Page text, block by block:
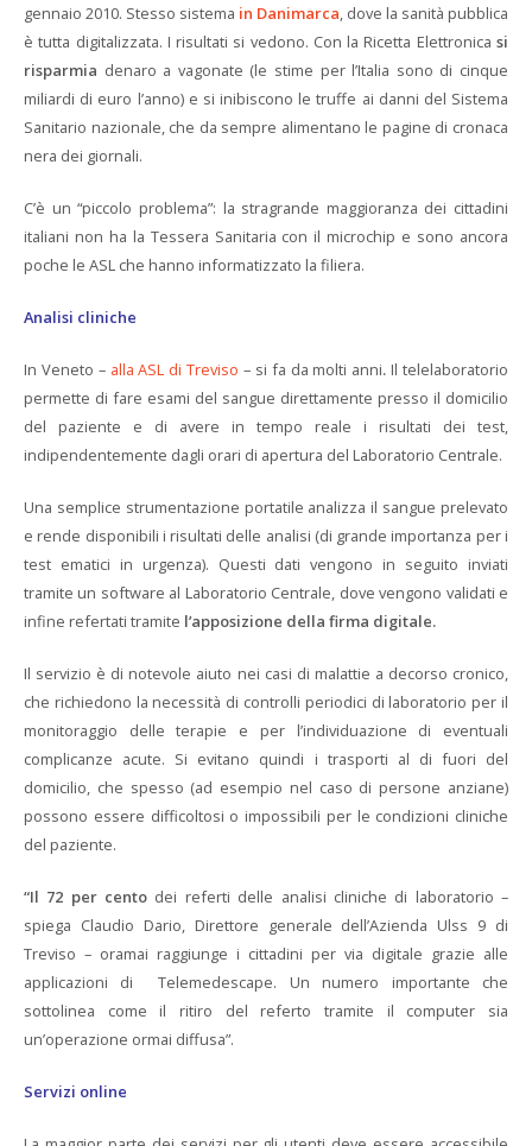
gennaio 2010. Stesso sistema in Danimarca, dove la sanità pubblica
è tutta digitalizzata. I risultati si vedono. Con la Ricetta Elettronica si
risparmia denaro a vagonate (le stime per l’Italia sono di cinque
miliardi di euro l’anno) e si inibiscono le truffe ai danni del Sistema
Sanitario nazionale, che da sempre alimentano le pagine di cronaca
nera dei giornali.
C’è un “piccolo problema”: la stragrande maggioranza dei cittadini
italiani non ha la Tessera Sanitaria con il microchip e sono ancora
poche le ASL che hanno informatizzato la filiera.
Analisi cliniche
In Veneto – alla ASL di Treviso – si fa da molti anni. Il telelaboratorio
permette di fare esami del sangue direttamente presso il domicilio
del paziente e di avere in tempo reale i risultati dei test,
indipendentemente dagli orari di apertura del Laboratorio Centrale.
Una semplice strumentazione portatile analizza il sangue prelevato
e rende disponibili i risultati delle analisi (di grande importanza per i
test ematici in urgenza). Questi dati vengono in seguito inviati
tramite un software al Laboratorio Centrale, dove vengono validati e
infine refertati tramite l’apposizione della firma digitale.
Il servizio è di notevole aiuto nei casi di malattie a decorso cronico,
che richiedono la necessità di controlli periodici di laboratorio per il
monitoraggio delle terapie e per l’individuazione di eventuali
complicanze acute. Si evitano quindi i trasporti al di fuori del
domicilio, che spesso (ad esempio nel caso di persone anziane)
possono essere difficoltosi o impossibili per le condizioni cliniche
del paziente.
“Il 72 per cento dei referti delle analisi cliniche di laboratorio –
spiega Claudio Dario, Direttore generale dell’Azienda Ulss 9 di
Treviso – oramai raggiunge i cittadini per via digitale grazie alle
applicazioni di Telemedescape. Un numero importante che
sottolinea come il ritiro del referto tramite il computer sia
un’operazione ormai diffusa”.
Servizi online